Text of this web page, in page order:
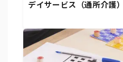
デイサービス（通所介護）